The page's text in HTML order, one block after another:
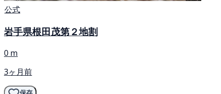
公式
岩手県根田茂第２地割
0 m
3ヶ月前